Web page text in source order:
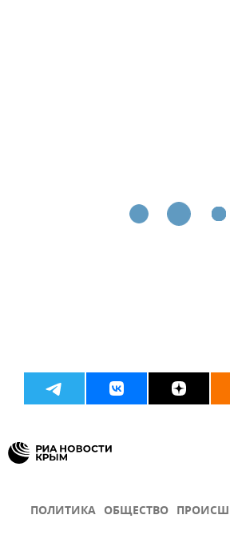
ПОЛИТИКА ОБЩЕСТВО